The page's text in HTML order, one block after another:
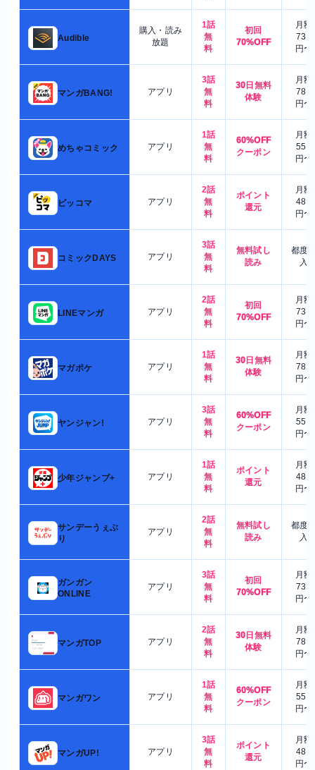
Audible
購入・読み
放題
1話
無
料
初回
70%OFF
月額
730
円〜
マンガBANG! アプリ
3話
無
料
30日無料
体験
月額
780
円〜
めちゃコミック アプリ
1話
無
料
60%OFF
クーポン
月額
550
円〜
ピッコマ アプリ
2話
無
料
ポイント
還元
月額
480
円〜
コミックDAYS アプリ
3話
無
料
無料試し
読み
都度
入
LINEマンガ アプリ
2話
無
料
初回
70%OFF
月額
730
円〜
マガポケ アプリ
1話
無
料
30日無料
体験
月額
780
円〜
ヤンジャン! アプリ
3話
無
料
60%OFF
クーポン
月額
550
円〜
少年ジャンプ+ アプリ
1話
無
料
ポイント
還元
月額
480
円〜
サンデーうぇぶ
り
アプリ
2話
無
料
無料試し
読み
都度
入
ガンガン
ONLINE
アプリ
3話
無
料
初回
70%OFF
月額
730
円〜
マンガTOP アプリ
2話
無
料
30日無料
体験
月額
780
円〜
マンガワン アプリ
1話
無
料
60%OFF
クーポン
月額
550
円〜
マンガUP! アプリ
3話
無
料
ポイント
還元
月額
480
円〜